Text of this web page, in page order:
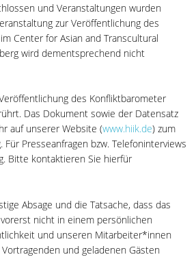
und Veranstaltungen wurden
zur Veröffentlichung des
Center for Asian and Transcultural
wird dementsprechend nicht
des Konfliktbarometer
Das Dokument sowie der Datensatz
auf unserer Website (www.hiik.de) zum
Für Presseanfragen bzw. Telefoninterviews
Bitte kontaktieren Sie hierfür
Absage und die Tatsache, dass das
nicht in einem persönlichen
und unseren Mitarbeiter*innen
und geladenen Gästen